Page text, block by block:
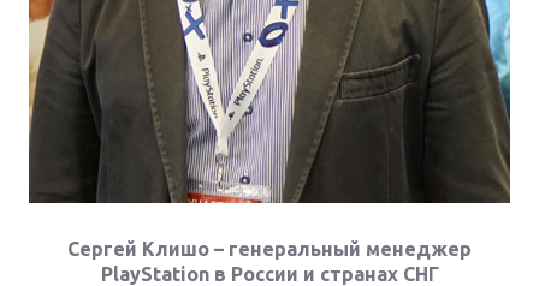
Сергей Клишо – генеральный менеджер
PlayStation в России и странах СНГ